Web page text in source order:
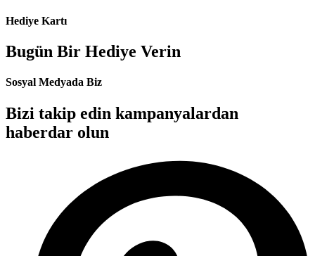
Hediye Kartı
Bugün Bir Hediye Verin
Sosyal Medyada Biz
Bizi takip edin kampanyalardan
haberdar olun